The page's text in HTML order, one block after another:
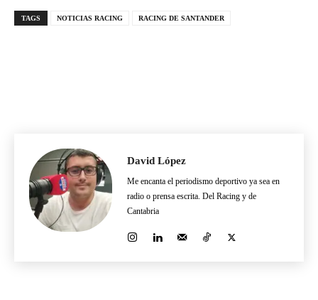
TAGS NOTICIAS RACING RACING DE SANTANDER
David López
Me encanta el periodismo deportivo ya sea en
radio o prensa escrita. Del Racing y de
Cantabria